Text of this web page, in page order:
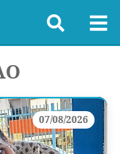
07/08/2026